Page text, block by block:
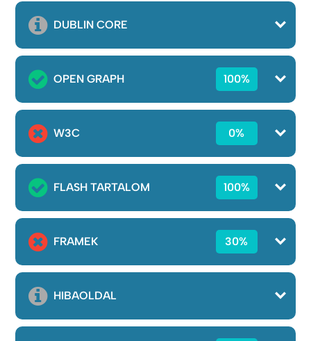
DUBLIN CORE
OPEN GRAPH 100%
W3C 0%
FLASH TARTALOM 100%
FRAMEK 30%
HIBAOLDAL